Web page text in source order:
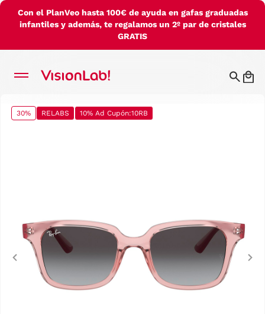
Con el PlanVeo hasta 100€ de ayuda en gafas graduadas
infantiles y además, te regalamos un 2º par de cristales
GRATIS
30% RELABS 10% Ad Cupón:10RB
Previous